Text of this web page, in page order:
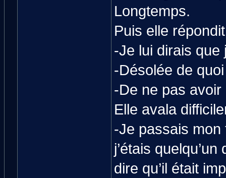
Longtemps.
Puis elle
-Je lui dirais que
-Désolée de
-De ne pas
Elle avala
-Je passais
j’étais
dire qu’il était